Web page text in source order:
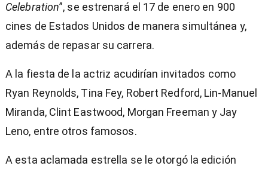
Celebration”, se estrenará el 17 de enero en 900
cines de Estados Unidos de manera simultánea y,
además de repasar su carrera.
A la fiesta de la actriz acudirían invitados como
Ryan Reynolds, Tina Fey, Robert Redford, Lin-Manuel
Miranda, Clint Eastwood, Morgan Freeman y Jay
Leno, entre otros famosos.
A esta aclamada estrella se le otorgó la edición